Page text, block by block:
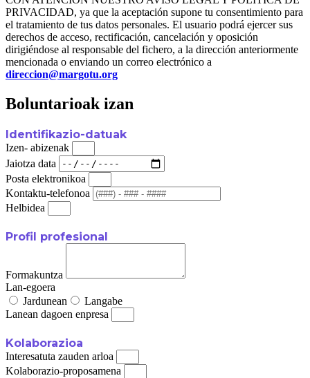
PRIVACIDAD, ya que la aceptación supone tu consentimiento para
el tratamiento de tus datos personales. El usuario podrá ejercer sus
derechos de acceso, rectificación, cancelación y oposición
dirigiéndose al responsable del fichero, a la dirección anteriormente
mencionada o enviando un correo electrónico a
direccion@margotu.org
Boluntarioak izan
Identifikazio-datuak
Izen- abizenak
Jaiotza data
Posta elektronikoa
Kontaktu-telefonoa
Helbidea
Profil profesional
Formakuntza
Lan-egoera
Jardunean
Langabe
Lanean dagoen enpresa
Kolaborazioa
Interesatuta zauden arloa
Kolaborazio-proposamena